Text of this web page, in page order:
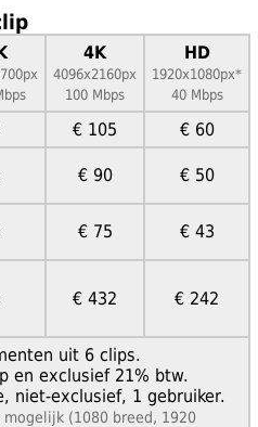
4K
4096x2160px
100 Mbps
HD
1920x1080px*
40 Mbps
€ 105
€ 60
€ 90 € 50
€ 75 € 43
€ 432 € 242
uit 6 clips.
en exclusief 21% btw.
niet-exclusief, 1 gebruiker.
(1080 breed, 1920